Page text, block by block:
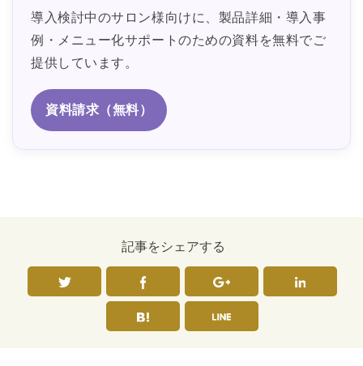
導入検討中のサロン様向けに、製品詳細・導入事
例・メニュー化サポートのための資料を無料でご
提供しています。
資料請求（無料）
記事をシェアする